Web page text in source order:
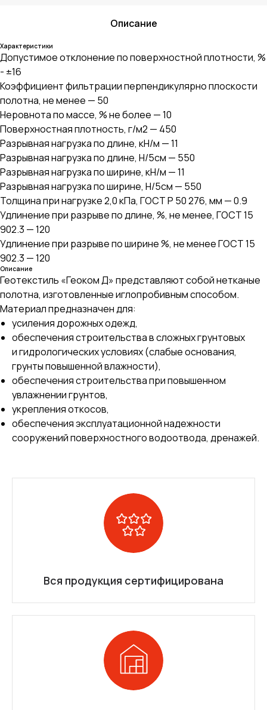
Описание
Характеристики
Допустимое отклонение по поверхностной плотности, %
- ±16
Коэффициент фильтрации перпендикулярно плоскости
полотна, не менее — 50
Неровнота по массе, % не более — 10
Поверхностная плотность, г/м2 — 450
Разрывная нагрузка по длине, кН/м — 11
Разрывная нагрузка по длине, Н/5см — 550
Разрывная нагрузка по ширине, кН/м — 11
Разрывная нагрузка по ширине, Н/5см — 550
Толщина при нагрузке 2,0 кПа, ГОСТ Р 50 276, мм — 0.9
Удлинение при разрыве по длине, %, не менее, ГОСТ 15
902.3 — 120
Удлинение при разрыве по ширине %, не менее ГОСТ 15
902.3 — 120
Описание
Геотекстиль «Геоком Д» представляют собой нетканые
полотна, изготовленные иглопробивным способом.
Материал предназначен для:
усиления дорожных одежд,
обеспечения строительства в сложных грунтовых
и гидрологических условиях (слабые основания,
грунты повышенной влажности),
обеспечения строительства при повышенном
увлажнении грунтов,
укрепления откосов,
обеспечения эксплуатационной надежности
сооружений поверхностного водоотвода, дренажей.
Вся продукция сертифицирована